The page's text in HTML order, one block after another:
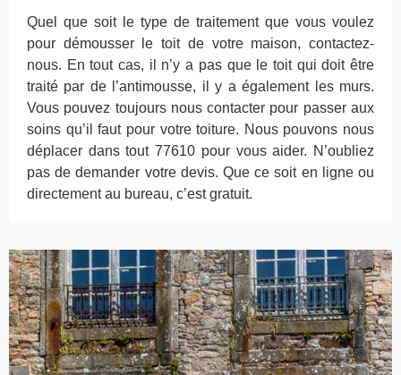
Quel que soit le type de traitement que vous voulez
pour démousser le toit de votre maison, contactez-
nous. En tout cas, il n’y a pas que le toit qui doit être
traité par de l’antimousse, il y a également les murs.
Vous pouvez toujours nous contacter pour passer aux
soins qu’il faut pour votre toiture. Nous pouvons nous
déplacer dans tout 77610 pour vous aider. N’oubliez
pas de demander votre devis. Que ce soit en ligne ou
directement au bureau, c’est gratuit.